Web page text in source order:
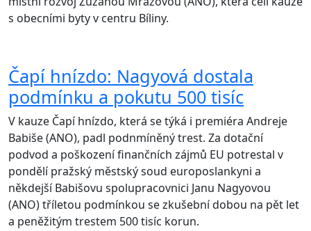
s obecními byty v centru Bíliny.
Čapí hnízdo: Nagyová dostala
podmínku a pokutu 500 tisíc
V kauze Čapí hnízdo, která se týká i premiéra Andreje
Babiše (ANO), padl podnmíněný trest. Za dotační
podvod a poškození finančních zájmů EU potrestal v
pondělí pražský městský soud europoslankyni a
někdejší Babišovu spolupracovnici Janu Nagyovou
(ANO) tříletou podmínkou se zkušební dobou na pět let
a peněžitým trestem 500 tisíc korun.